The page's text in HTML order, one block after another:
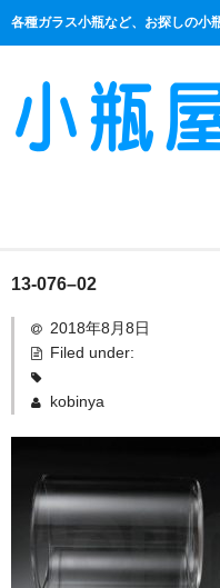
各種ガラス小瓶など、お探しの小
商品一覧
絞り口
ストレート
コルク栓
13-076–02
2018年8月8日
Filed under:
kobinya